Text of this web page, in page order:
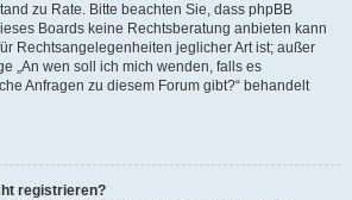
zu Rate. Bitte beachten Sie, dass phpBB
Boards keine Rechtsberatung anbieten kann
Rechtsangelegenheiten jeglicher Art ist; außer
„An wen soll ich mich wenden, falls es
Anfragen zu diesem Forum gibt?“ behandelt
registrieren?